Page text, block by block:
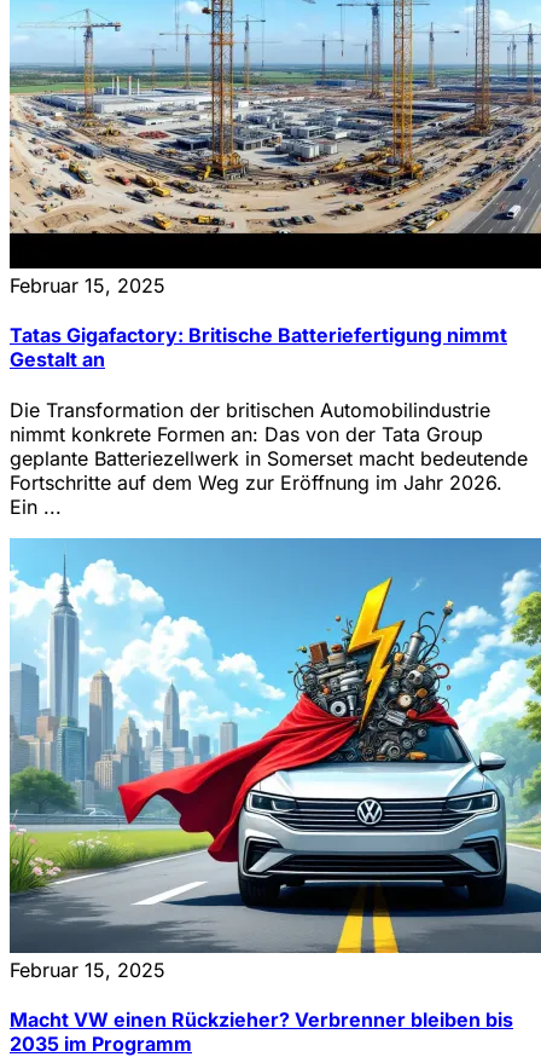
Februar 15, 2025
Tatas Gigafactory: Britische Batteriefertigung nimmt
Gestalt an
Die Transformation der britischen Automobilindustrie
nimmt konkrete Formen an: Das von der Tata Group
geplante Batteriezellwerk in Somerset macht bedeutende
Fortschritte auf dem Weg zur Eröffnung im Jahr 2026.
Ein ...
Februar 15, 2025
Macht VW einen Rückzieher? Verbrenner bleiben bis
2035 im Programm